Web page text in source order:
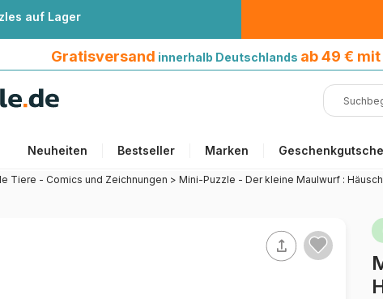
auf Lager
Gratisversand innerhalb Deutschlands ab 49 € mit
Neuheiten Bestseller Marken
Tiere - Comics und Zeichnungen > Mini-Puzzle - Der kleine Maulwurf :